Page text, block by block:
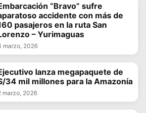
“Bravo” sufre
accidente con más de
pasajeros en la ruta San
– Yurimaguas
marzo, 2026
lanza megapaquete de
34 mil millones para la Amazonía
marzo, 2026